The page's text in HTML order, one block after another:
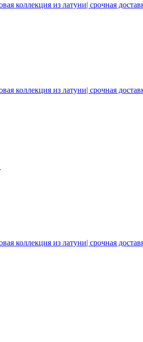
коллекция из латуни| срочная
коллекция из латуни| срочная
коллекция из латуни| срочная